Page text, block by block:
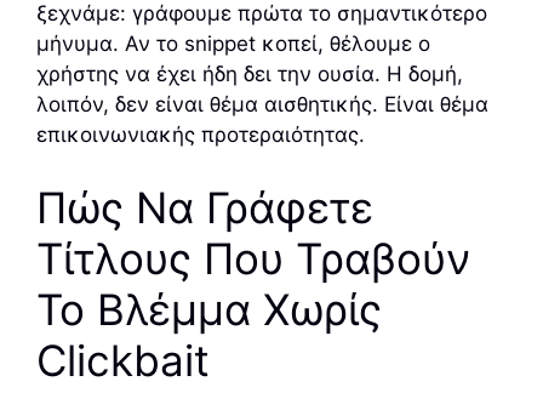
ξεχνάμε: γράφουμε πρώτα το σημαντικότερο
μήνυμα. Αν το snippet κοπεί, θέλουμε ο
χρήστης να έχει ήδη δει την ουσία. Η δομή,
λοιπόν, δεν είναι θέμα αισθητικής. Είναι θέμα
επικοινωνιακής προτεραιότητας.
Πώς Να Γράφετε
Τίτλους Που Τραβούν
Το Βλέμμα Χωρίς
Clickbait